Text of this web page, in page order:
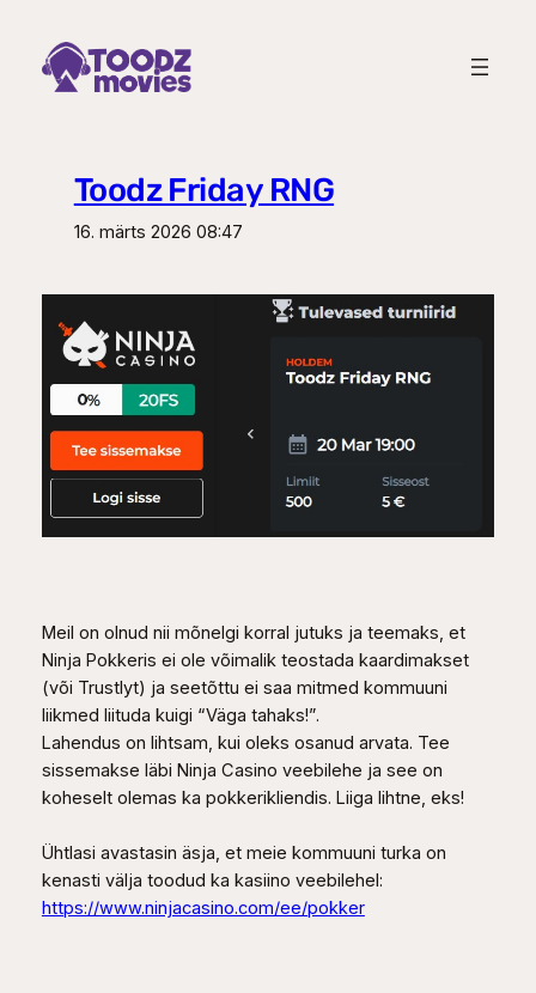
juurde
Toodz Friday RNG
16. märts 2026 08:47
Meil on olnud nii mõnelgi korral jutuks ja teemaks, et
Ninja Pokkeris ei ole võimalik teostada kaardimakset
(või Trustlyt) ja seetõttu ei saa mitmed kommuuni
liikmed liituda kuigi “Väga tahaks!”.
Lahendus on lihtsam, kui oleks osanud arvata. Tee
sissemakse läbi Ninja Casino veebilehe ja see on
koheselt olemas ka pokkerikliendis. Liiga lihtne, eks!
Ühtlasi avastasin äsja, et meie kommuuni turka on
kenasti välja toodud ka kasiino veebilehel:
https://www.ninjacasino.com/ee/pokker